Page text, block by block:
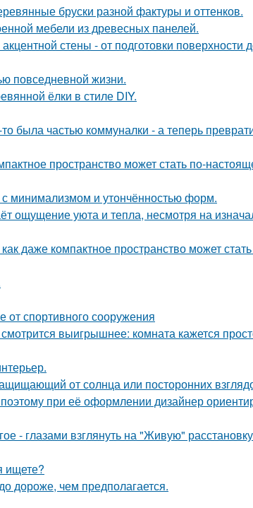
бруски разной фактуры и оттенков.
мебели из древесных панелей.
стены - от подготовки поверхности
повседневной жизни.
ёлки в стиле DIY.
была частью коммуналки - а теперь
пространство может стать по-
с минимализмом и утончённостью форм.
ощущение уюта и тепла, несмотря на
даже компактное пространство может
спортивного сооружения
выигрышнее: комната кажется
от солнца или посторонних
при её оформлении дизайнер
- глазами взглянуть на "Живую"
ищете?
дороже, чем предполагается.